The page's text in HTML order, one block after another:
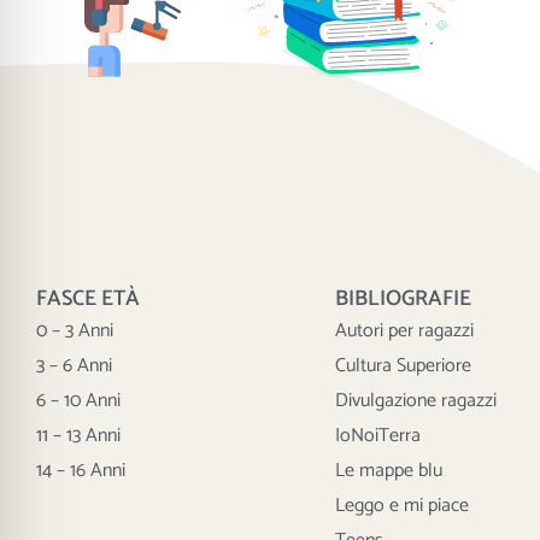
FASCE ETÀ
0 – 3 Anni
3 – 6 Anni
6 – 10 Anni
11 – 13 Anni
14 – 16 Anni
BIBLIOGRAFIE
Autori per ragazzi
Cultura Superiore
Divulgazione ragazzi
IoNoiTerra
Le mappe blu
Leggo e mi piace